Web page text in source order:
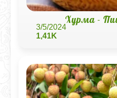
Хурма -
3/5/2024
1,41K